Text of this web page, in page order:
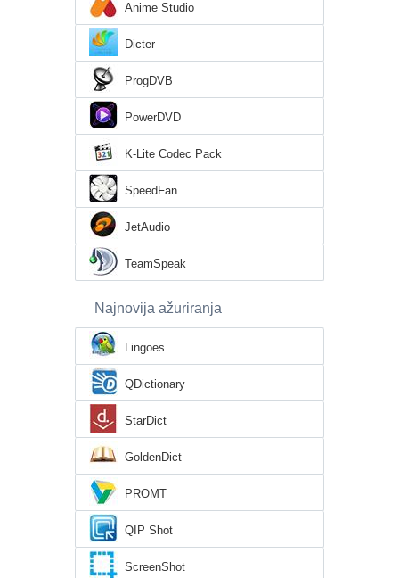
Anime Studio
Dicter
ProgDVB
PowerDVD
K-Lite Codec Pack
SpeedFan
JetAudio
TeamSpeak
Najnovija ažuriranja
Lingoes
QDictionary
StarDict
GoldenDict
PROMT
QIP Shot
ScreenShot